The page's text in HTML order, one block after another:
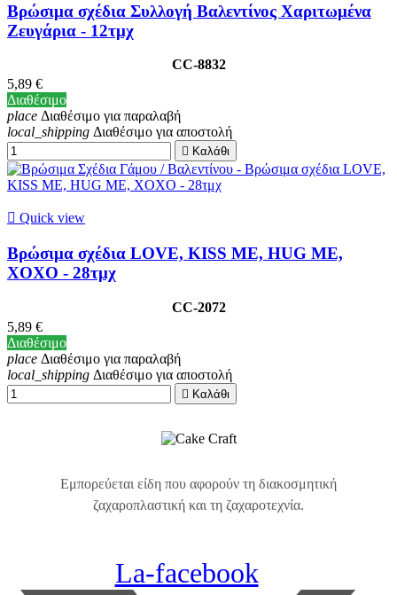
Βρώσιμα σχέδια Συλλογή Βαλεντίνος Χαριτωμένα
Ζευγάρια - 12τμχ
CC-8832
5,89 €
Διαθέσιμο
place Διαθέσιμο για παραλαβή
local_shipping Διαθέσιμο για αποστολή
 Καλάθι
 Quick view
Βρώσιμα σχέδια LOVE, KISS ME, HUG ME,
XOXO - 28τμχ
CC-2072
5,89 €
Διαθέσιμο
place Διαθέσιμο για παραλαβή
local_shipping Διαθέσιμο για αποστολή
 Καλάθι
Εμπορεύεται είδη που αφορούν τη διακοσμητική
ζαχαροπλαστική και τη ζαχαροτεχνία.
La-facebook